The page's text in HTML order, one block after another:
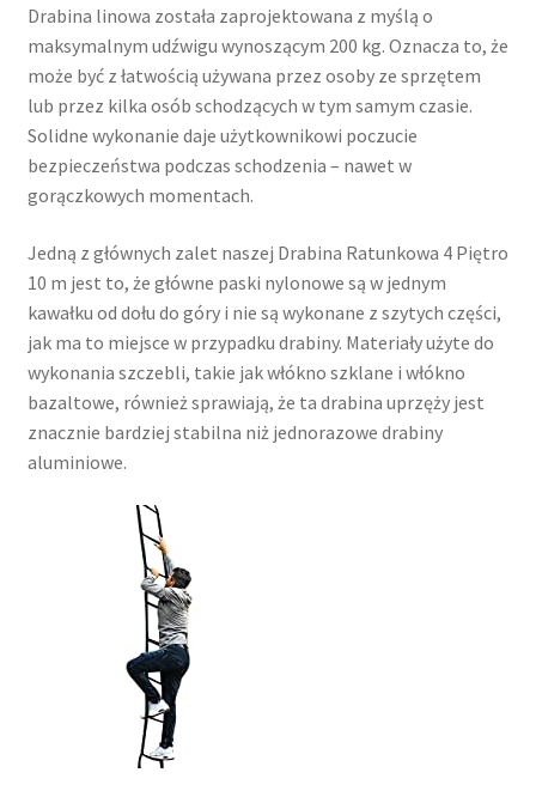
Drabina linowa została zaprojektowana z myślą o
maksymalnym udźwigu wynoszącym 200 kg. Oznacza to, że
może być z łatwością używana przez osoby ze sprzętem
lub przez kilka osób schodzących w tym samym czasie.
Solidne wykonanie daje użytkownikowi poczucie
bezpieczeństwa podczas schodzenia – nawet w
gorączkowych momentach.
Jedną z głównych zalet naszej Drabina Ratunkowa 4 Piętro
10 m jest to, że główne paski nylonowe są w jednym
kawałku od dołu do góry i nie są wykonane z szytych części,
jak ma to miejsce w przypadku drabiny. Materiały użyte do
wykonania szczebli, takie jak włókno szklane i włókno
bazaltowe, również sprawiają, że ta drabina uprzęży jest
znacznie bardziej stabilna niż jednorazowe drabiny
aluminiowe.